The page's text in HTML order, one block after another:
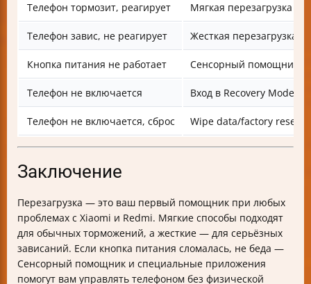
Телефон тормозит, реагирует Мягкая перезагрузка
Телефон завис, не реагирует Жесткая перезагрузка
Кнопка питания не работает Сенсорный помощник,
Телефон не включается Вход в Recovery Mode,
Телефон не включается, сброс Wipe data/factory reset
Заключение
Перезагрузка — это ваш первый помощник при любых
проблемах с Xiaomi и Redmi. Мягкие способы подходят
для обычных торможений, а жесткие — для серьёзных
зависаний. Если кнопка питания сломалась, не беда —
Сенсорный помощник и специальные приложения
помогут вам управлять телефоном без физической